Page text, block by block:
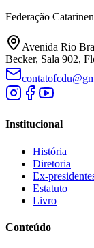
Federação
Avenida Rio
Becker, Sala 902,
Institucional
História
Diretoria
Ex-
Estatuto
Livro
Conteúdo